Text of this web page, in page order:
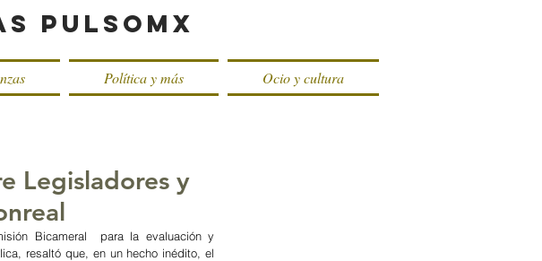
PulsoMX
Política y más Ocio y cultura
Legisladores y
Bicameral  para la evaluación y
resaltó que, en un hecho inédito, el